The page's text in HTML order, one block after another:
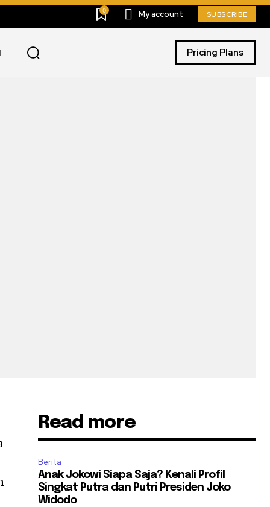
0 My account SUBSCRIBE
Pricing Plans
Read more
Berita
Anak Jokowi Siapa Saja? Kenali Profil
Singkat Putra dan Putri Presiden Joko
Widodo